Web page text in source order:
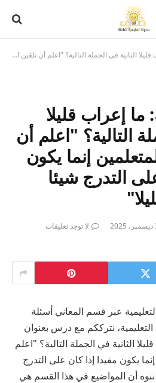
"اعلم أن تلقين العلوم للمتعلمين إنما يكون مفيدا إذا كان على التدرج شيئا فشيئا و قليلا قليلا"
ما إعراب قليلا
التالية؟ "اعلم أن
إنما يكون
التدرج شيئا
لا توجد تعليقات
عبر قسم المعاني أسئلة
نترككم مع درس بعنوان
الثانية في الجملة التالية؟ "اعلم
يكون مفيدا إذا كان على التدرج
ننوه أن المواضيع في هذا القسم هي